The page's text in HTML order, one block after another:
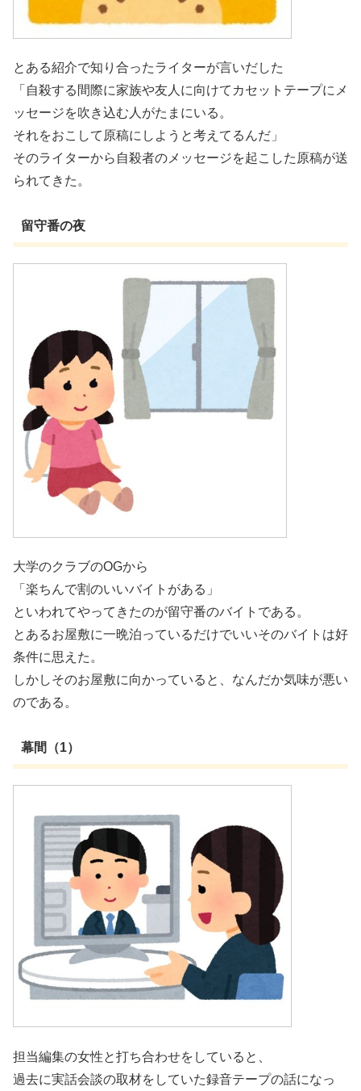
とある紹介で知り合ったライターが言いだした
「自殺する間際に家族や友人に向けてカセットテープにメ
ッセージを吹き込む人がたまにいる。
それをおこして原稿にしようと考えてるんだ」
そのライターから自殺者のメッセージを起こした原稿が送
られてきた。
留守番の夜
大学のクラブのOGから
「楽ちんで割のいいバイトがある」
といわれてやってきたのが留守番のバイトである。
とあるお屋敷に一晩泊っているだけでいいそのバイトは好
条件に思えた。
しかしそのお屋敷に向かっていると、なんだか気味が悪い
のである。
幕間（1）
担当編集の女性と打ち合わせをしていると、
過去に実話会談の取材をしていた録音テープの話になっ